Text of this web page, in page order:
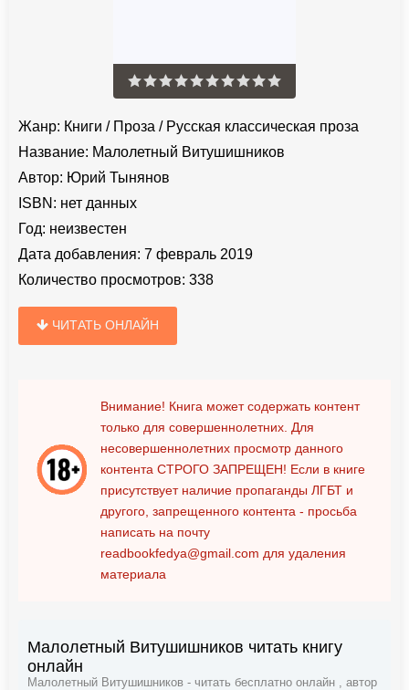
Жанр: Книги / Проза / Русская классическая проза
Название: Малолетный Витушишников
Автор: Юрий Тынянов
ISBN: нет данных
Год: неизвестен
Дата добавления: 7 февраль 2019
Количество просмотров: 338
ЧИТАТЬ ОНЛАЙН
Внимание! Книга может содержать контент
только для совершеннолетних. Для
несовершеннолетних просмотр данного
контента СТРОГО ЗАПРЕЩЕН! Если в книге
присутствует наличие пропаганды ЛГБТ и
другого, запрещенного контента - просьба
написать на почту
readbookfedya@gmail.com для удаления
материала
Малолетный Витушишников читать книгу
онлайн
Малолетный Витушишников - читать бесплатно онлайн , автор